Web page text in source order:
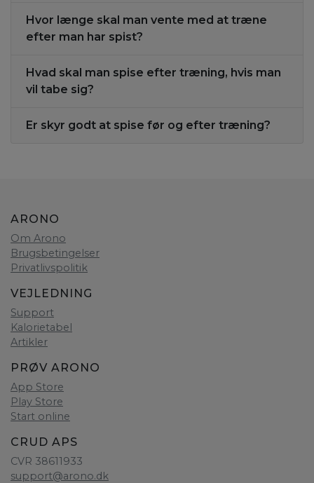
Hvor længe skal man vente med at træne
efter man har spist?
Hvad skal man spise efter træning, hvis man
vil tabe sig?
Er skyr godt at spise før og efter træning?
ARONO
Om Arono
Brugsbetingelser
Privatlivspolitik
VEJLEDNING
Support
Kalorietabel
Artikler
PRØV ARONO
App Store
Play Store
Start online
CRUD APS
CVR 38611933
support@arono.dk